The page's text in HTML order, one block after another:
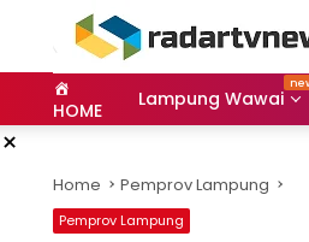
HOME Lampung Wawai
×
Home Pemprov Lampung
Pemprov Lampung